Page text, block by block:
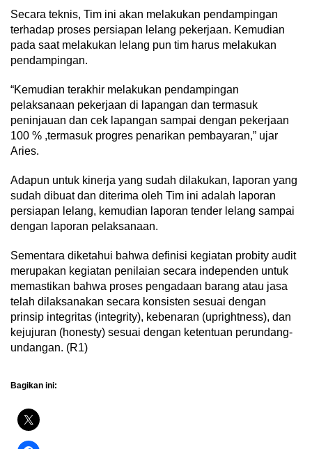
Secara teknis, Tim ini akan melakukan pendampingan
terhadap proses persiapan lelang pekerjaan. Kemudian
pada saat melakukan lelang pun tim harus melakukan
pendampingan.
“Kemudian terakhir melakukan pendampingan
pelaksanaan pekerjaan di lapangan dan termasuk
peninjauan dan cek lapangan sampai dengan pekerjaan
100 % ,termasuk progres penarikan pembayaran,” ujar
Aries.
Adapun untuk kinerja yang sudah dilakukan, laporan yang
sudah dibuat dan diterima oleh Tim ini adalah laporan
persiapan lelang, kemudian laporan tender lelang sampai
dengan laporan pelaksanaan.
Sementara diketahui bahwa definisi kegiatan probity audit
merupakan kegiatan penilaian secara independen untuk
memastikan bahwa proses pengadaan barang atau jasa
telah dilaksanakan secara konsisten sesuai dengan
prinsip integritas (integrity), kebenaran (uprightness), dan
kejujuran (honesty) sesuai dengan ketentuan perundang-
undangan. (R1)
Bagikan ini: